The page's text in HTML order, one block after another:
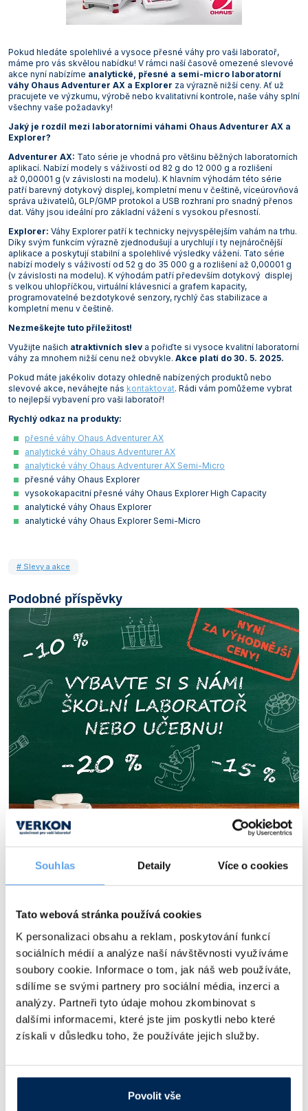
Souhlas Detaily Více o cookies
Tato webová stránka používá cookies
K personalizaci obsahu a reklam, poskytování funkcí
sociálních médií a analýze naší návštěvnosti využíváme
soubory cookie. Informace o tom, jak náš web používáte,
sdílíme se svými partnery pro sociální média, inzerci a
analýzy. Partneři tyto údaje mohou zkombinovat s
dalšími informacemi, které jste jim poskytli nebo které
získali v důsledku toho, že používáte jejich služby.
Povolit vše
Pokud hledáte spolehlivé a vysoce přesné váhy pro vaši laboratoř,
máme pro vás skvělou nabídku! V rámci naší časově omezené slevové
akce nyní nabízíme analytické, přesné a semi-micro laboratorní
váhy Ohaus Adventurer AX a Explorer za výrazně nižší ceny. Ať už
pracujete ve výzkumu, výrobě nebo kvalitativní kontrole, naše váhy splní
všechny vaše požadavky!
Jaký je rozdíl mezi laboratorními váhami Ohaus Adventurer AX a
Explorer?
Adventurer AX: Tato série je vhodná pro většinu běžných laboratorních
aplikací. Nabízí modely s váživostí od 82 g do 12 000 g a rozlišení
až 0,00001 g (v závislosti na modelu). K hlavním výhodám této série
patří barevný dotykový displej, kompletní menu v češtině, víceúrovňová
správa uživatelů, GLP/GMP protokol a USB rozhraní pro snadný přenos
dat. Váhy jsou ideální pro základní vážení s vysokou přesností.
Explorer: Váhy Explorer patří k technicky nejvyspělejším vahám na trhu.
Díky svým funkcím výrazně zjednodušují a urychlují i ty nejnáročnější
aplikace a poskytují stabilní a spolehlivé výsledky vážení. Tato série
nabízí modely s váživostí od 52 g do 35 000 g a rozlišení až 0,00001 g
(v závislosti na modelu). K výhodám patří především dotykový displej
s velkou uhlopříčkou, virtuální klávesnicí a grafem kapacity,
programovatelné bezdotykové senzory, rychlý čas stabilizace a
kompletní menu v češtině.
Nezmeškejte tuto příležitost!
Využijte našich atraktivních slev a pořiďte si vysoce kvalitní laboratorní
váhy za mnohem nižší cenu než obvykle. Akce platí do 30. 5. 2025.
Pokud máte jakékoliv dotazy ohledně nabízených produktů nebo
slevové akce, neváhejte nás kontaktovat. Rádi vám pomůžeme vybrat
to nejlepší vybavení pro vaši laboratoř!
Rychlý odkaz na produkty:
přesné váhy Ohaus Adventurer AX
analytické váhy Ohaus Adventurer AX
analytické váhy Ohaus Adventurer AX Semi-Micro
přesné váhy Ohaus Explorer
vysokokapacitní přesné váhy Ohaus Explorer High Capacity
analytické váhy Ohaus Explorer
analytické váhy Ohaus Explorer Semi-Micro
# Slevy a akce
Podobné příspěvky
Připravte laboratoře na nový školní rok: Nyní
se slevou až 20 %!
Informace a legislativa
Předlohy
Vložky přechodové
Zátky
Svorky pro fixaci zábrusů
Tuky a návleky na zábrusy
Láhve
Širokohrdlé
Úzkohrdlé
Zásobní
Misky a nádoby
Ostatní laboratorní sklo
Pipety
Porcelán
Misky žíhací
Nálevky Büchnerovy
Tloučky
Přístroje
Sklo pro filtraci
Těsnění GUKO
Vývěvy vodní
Sklo pro mikrobiologii
Válce preparátní
Sklo pro vážení
Teploměry
Válce
Zkumavky
Spojky hadicové
Svorky a tlačky
Láhve kapací
Misky a podnosy
Nádoby na vzorky
Nádoby kovové
Nosiče na láhve a přenosky
Střičky
Lopatky, lžičky, kopistě a špachtle
Nálevky a násypky
Ostatní pomůcky
Podložky protiskluzové
Plasty odměrné
Plasty pro mikrobiologii
Pomůcky pro kryogeniku
Pomůcky pro odběr vzorků
Vzorkovače násoskové
Vzorkovače pro farmacii
Pomůcky pro pipetování
Pomůcky pro školy
Pomůcky pro vážení
Stojany, držáky, svorky a kruhy
Korkovrty
Zkumavky a stojany
Vlastnosti plastů
Míchačky magnetické s ohřevem Ohaus
Míchačky magnetické bez ohřevu Witeg
Míchačky magnetické s ohřevem Witeg
Průvodce výběrem magnetické míchačky
Mlýny nožové Retsch
Mlýny rotorové Retsch
Mlýny střižné Retsch
Mlýny hmoždířové Retsch
Mlýny ultraodstředivé Retsch
Děliče vzorků Retsch
Drtiče čelisťové Retsch
Podavače vibrační Retsch
Odparky rotační vakuové
Reaktorové systémy
Třepačky
Třepačky Witeg
Třepačky s ohřevem
Průvodce výběrem třepačky
Vývěvy, vakuové stanice a zařízení pro filtraci
Vývěvy membránové KNF
Vývěvy membránové Lavat
Vývěvy membránové Vacuubrand
Vývěvy rotační olejové Lavat
Vývěvy rotační olejové Vacuubrand
Vývěvy rotační bezolejové Vacuubrand
Průvodce výběrem vývěvy a vakuové stanice
Lázně Witeg
Lázně WSL
Mrazničky laboratorní Liebherr
Mrazničky laboratorní Q-Cell
Mrazničky pro farmacii
Sterilizátory horkovzdušné
Sterilizátory parní (autoklávy)
Sušárny laboratorní
Sušárny průmyslové
Systémy rozkladné pro stanovení dusíku, tuků,
kyanidů
Termostaty blokové
Termostaty oběhové
Termostaty oběhové Julabo
Termostaty oběhové Krüss
Termostaty oběhové Lauda
Termostaty oběhové Witeg
Topné desky
Topná hnízda
Výrobníky ledu
Průvodce výběrem konduktometru
Mikroskopy
Mineralizátory a termoreaktory
Minutky a stopky
Multimetry
Oximetry
pH metry
Elektrody pH XS
Elektrody ORP Mettler Toledo
Elektrody ORP Theta 90
Elektrody ORP WTW
Elektrody ORP XS
pH pufry, standardy a roztoky
Průvodce výběrem pH metru
Průvodce výběrem pH elektrody
Počítadla kolonií a luminometry
Polarimetry
Refraktometry
Stolní ABBE
Spektrofotometry
Stanovení biologické spotřeby kyslíku (BSK)
měření prostředí (klimatu)
Teploměry venkovní a pokojové
Teploměry vpichové
Teploměry/vlhkoměry Comet
Teploměry/vlhkoměry Testo
Záznamníky teploty a vlhkosti Comet
Záznamníky teploty a vlhkosti Testo
Titrátory
Turbidimetry (měření zákalu)
Váhy
Analytické Kern
Přesné Kern
Předvážky a kapesní váhy Kern
Technické Kern
Příslušenství pro váhy Kern
Vlhkostní analyzátory - váhy sušicí
Viskozimetry
Smíšené estery celulózy
Vakuová filtrace
Stříkačky a jehly
Špičky pipetovací
Rohože
Vybavení provozu
Pracovní obuv
Rukavice a chňapky
Zástěry
Senzorické boxy
Projekty a realizace